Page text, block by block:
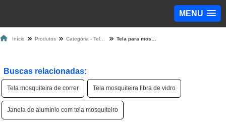
MENU
Início Produtos
Buscas relacionadas:
Tela mosquiteira de correr Tela mosquiteira fibra de vidro
Janela de alumínio com tela mosquiteiro